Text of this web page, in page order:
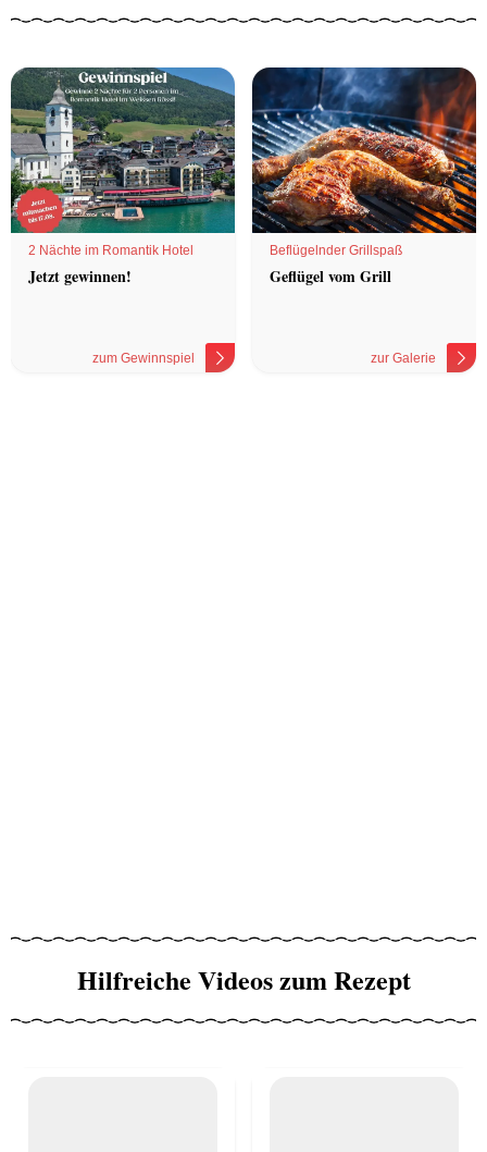
2 Nächte im Romantik Hotel
Jetzt gewinnen!
zum Gewinnspiel
Beflügelnder Grillspaß
Geflügel vom Grill
zur Galerie
Hilfreiche Videos zum Rezept